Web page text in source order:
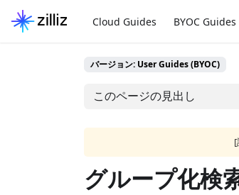
Cloud Guides BYOC Guides
バージョン: User Guides (BYOC)
このページの見出し
グループ化検